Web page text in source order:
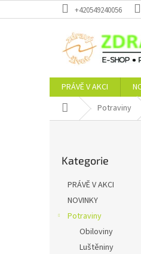
na
+420549240056
PRÁVĚ V AKCI
Domů Potraviny
kategorie
Kategorie
PRÁVĚ V AKCI
NOVINKY
Potraviny
Obiloviny
Luštěniny